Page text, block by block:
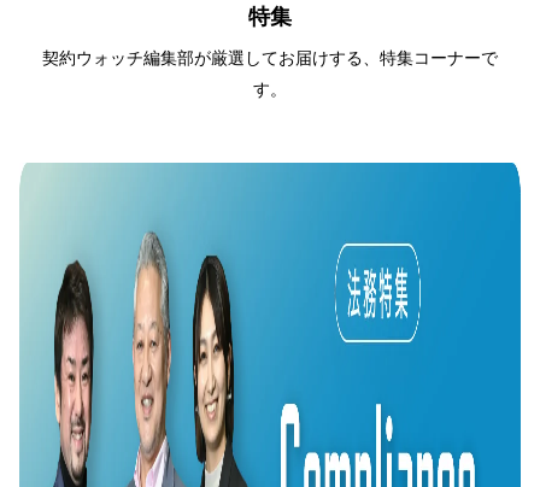
特集
契約ウォッチ編集部が厳選してお届けする、特集コーナーで
す。